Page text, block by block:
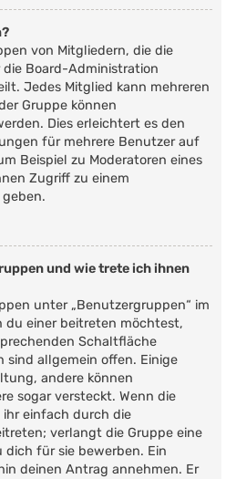
von Mitgliedern, die die
Board-Administration
Jedes Mitglied kann mehreren
Gruppe können
Dies erleichtert es den
für mehrere Benutzer auf
Beispiel zu Moderatoren eines
Zugriff zu einem
und wie trete ich ihnen
unter „Benutzergruppen“ im
du einer beitreten möchtest,
Schaltfläche
sind allgemein offen. Einige
andere können
sogar versteckt. Wenn die
einfach durch die
verlangt die Gruppe eine
für sie bewerben. Ein
deinen Antrag annehmen. Er